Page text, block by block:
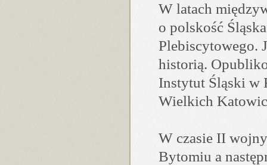
W latach
o polskość
Plebiscytowego.
historią.
Instytut Śląski w
Wielkich
W czasie II
Bytomiu a